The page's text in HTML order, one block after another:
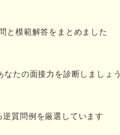
い魅力を探しておく
い場合
と模範解答をまとめました
たの面接力を診断しましょう
質問例を厳選しています